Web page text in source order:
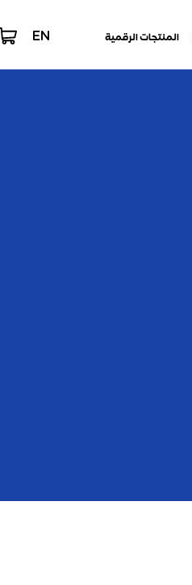
المنتجات الرقمية EN